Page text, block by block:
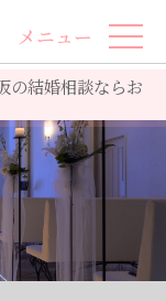
の結婚相談ならお
メニュー